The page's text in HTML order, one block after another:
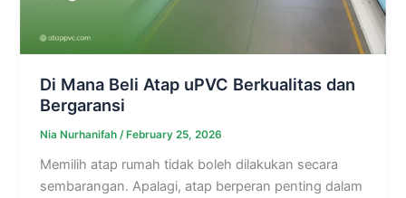
Di Mana Beli Atap uPVC Berkualitas dan
Bergaransi
Nia Nurhanifah/February 25, 2026
Memilih atap rumah tidak boleh dilakukan secara
sembarangan. Apalagi, atap berperan penting dalam